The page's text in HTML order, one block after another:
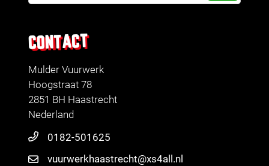
CONTACT
Mulder Vuurwerk
Hoogstraat 78
2851 BH Haastrecht
Nederland
0182-501625
vuurwerkhaastrecht@xs4all.nl